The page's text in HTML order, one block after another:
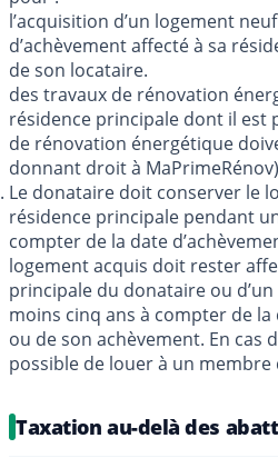
l’acquisition d’un logement
d’achèvement affecté à sa
de son locataire.
des travaux de rénovation
résidence principale dont il est
de rénovation énergétique
donnant droit à
Le donataire doit conserver le
résidence principale pendant
compter de la date
logement acquis doit rester
principale du donataire ou
moins cinq ans à compter de
ou de son achèvement. En cas
possible de louer à un membre
Taxation au-delà des